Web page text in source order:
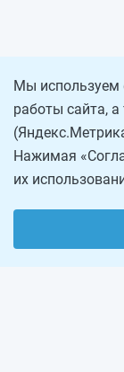
Мы используем
работы сайта,
Нажимая
их